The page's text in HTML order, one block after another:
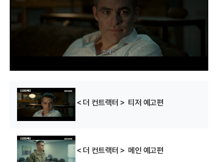
＜더 컨트랙터＞ 티저 예고편
＜더 컨트랙터＞ 메인 예고편